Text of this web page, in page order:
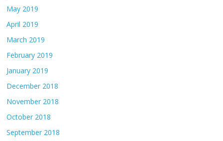
May 2019
April 2019
March 2019
February 2019
January 2019
December 2018
November 2018
October 2018
September 2018